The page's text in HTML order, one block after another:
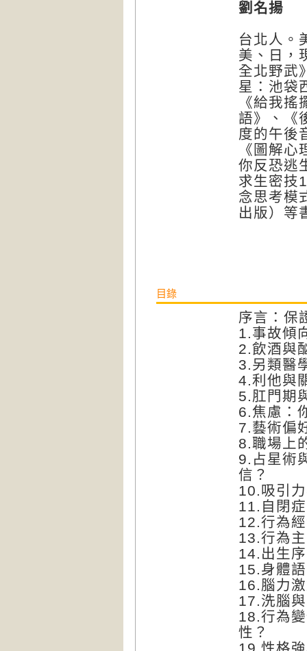
劉名揚
台北人。
美、日，
全北野武
星：池袋
《給我
語》、《
度的午後
《圖解
你反恐逃
求生密技
念思考模
出版）等
目錄
序言：保
1.事故傾
2.飲酒與
3.另類醫
4.利他與
5.肛門期
6.焦慮：
7.藝術偏
8.職場上
9.占星術
信？
10.吸引
11.自閉
12.行為
13.行為
14.出生
15.身體
16.腦力
17.洗腦
18.行為
性？